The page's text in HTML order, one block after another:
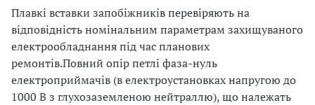
Плавкі вставки запобіжників перевіряють на
відповідність номінальним параметрам захищуваного
електрообладнання під час планових
ремонтів.Повний опір петлі фаза-нуль
електроприймачів (в електроустановках напругою до
1000 В з глухозаземленою нейтраллю), що належать
а
о